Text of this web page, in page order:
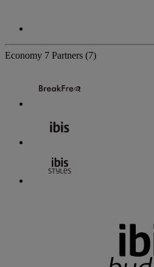
Economy 7 Partners (7)